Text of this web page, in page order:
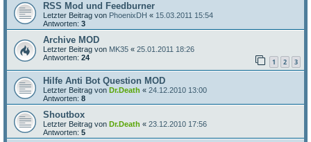
RSS Mod und Feedburner
Letzter Beitrag von PhoenixDH « 15.03.2011 15:54
Antworten: 3
Archive MOD
Letzter Beitrag von MK35 « 25.01.2011 18:26
Antworten: 24 1 2 3
Hilfe Anti Bot Question MOD
Letzter Beitrag von Dr.Death « 24.12.2010 13:00
Antworten: 8
Shoutbox
Letzter Beitrag von Dr.Death « 23.12.2010 17:56
Antworten: 5